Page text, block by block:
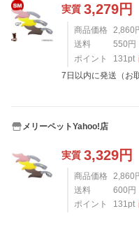
実質 3,279円
商品価格 2,860
送料
550 円
ポイント
131pt
7日以内に発送（お
メリーペットYahoo!店
実質 3,329円
商品価格 2,860
送料
600 円
ポイント
131pt